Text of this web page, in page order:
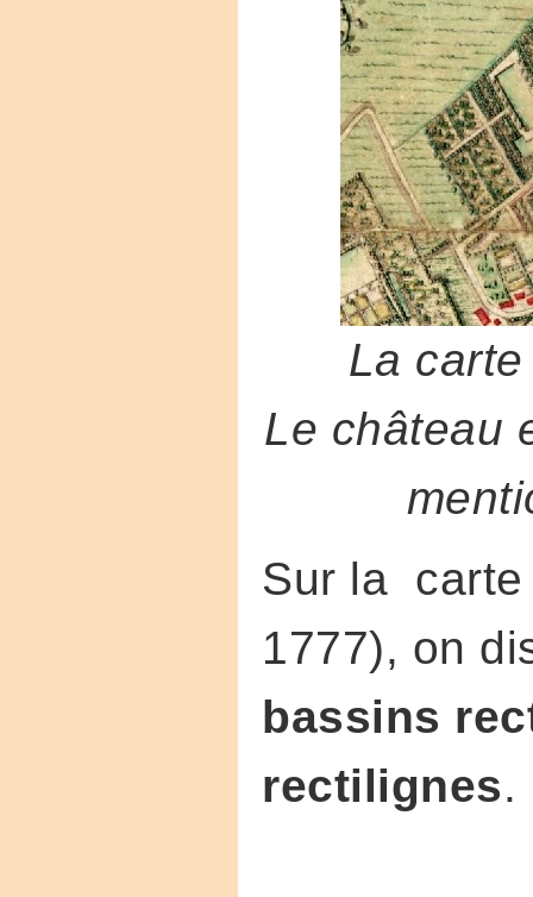
La
Le château
Sur la
1777), on
bassins
rectilignes.